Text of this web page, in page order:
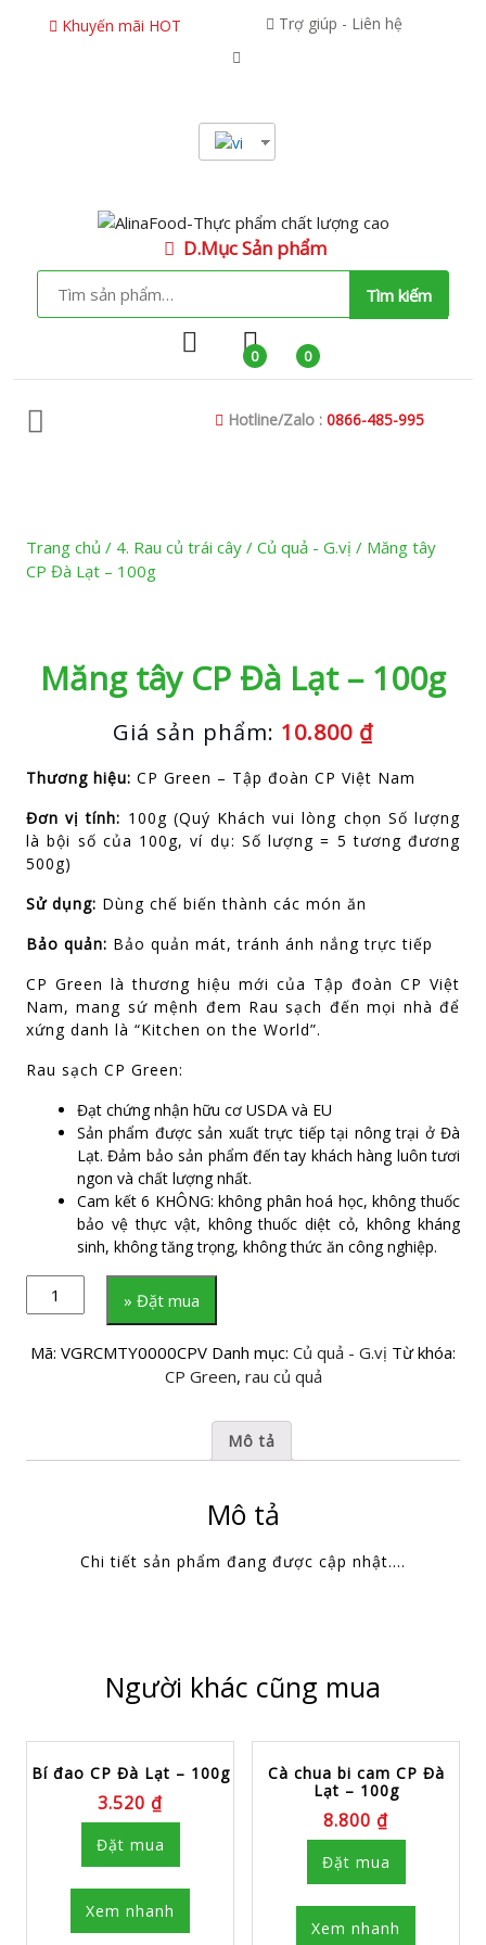
Khuyến mãi HOT Trợ giúp - Liên hệ
D.Mục Sản phẩm
Tìm kiếm
0 0
Hotline/Zalo : 0866-485-995
Trang chủ / 4. Rau củ trái cây / Củ quả - G.vị / Măng tây
CP Đà Lạt – 100g
Măng tây CP Đà Lạt – 100g
Giá sản phẩm: 10.800 ₫
Thương hiệu: CP Green – Tập đoàn CP Việt Nam
Đơn vị tính: 100g (Quý Khách vui lòng chọn Số lượng
là bội số của 100g, ví dụ: Số lượng = 5 tương đương
500g)
Sử dụng: Dùng chế biến thành các món ăn
Bảo quản: Bảo quản mát, tránh ánh nắng trực tiếp
CP Green là thương hiệu mới của Tập đoàn CP Việt
Nam, mang sứ mệnh đem Rau sạch đến mọi nhà để
xứng danh là “Kitchen on the World”.
Rau sạch CP Green:
Đạt chứng nhận hữu cơ USDA và EU
Sản phẩm được sản xuất trực tiếp tại nông trại ở Đà
Lạt. Đảm bảo sản phẩm đến tay khách hàng luôn tươi
ngon và chất lượng nhất.
Cam kết 6 KHÔNG: không phân hoá học, không thuốc
bảo vệ thực vật, không thuốc diệt cỏ, không kháng
sinh, không tăng trọng, không thức ăn công nghiệp.
» Đặt mua
Mã: VGRCMTY0000CPV Danh mục: Củ quả - G.vị Từ khóa:
CP Green, rau củ quả
Mô tả
Mô tả
Chi tiết sản phẩm đang được cập nhật….
Người khác cũng mua
Bí đao CP Đà Lạt – 100g
3.520 ₫
Đặt mua
Xem nhanh
Cà chua bi cam CP Đà
Lạt – 100g
8.800 ₫
Đặt mua
Xem nhanh